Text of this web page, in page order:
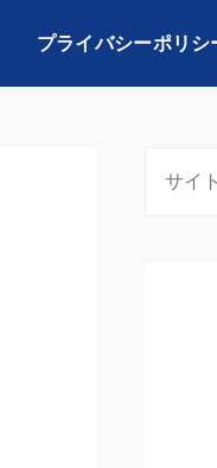
プライバシーポリシ